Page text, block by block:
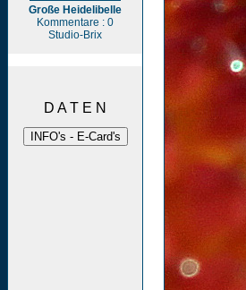
Große Heidelibelle
Kommentare : 0
Studio-Brix
D A T E N